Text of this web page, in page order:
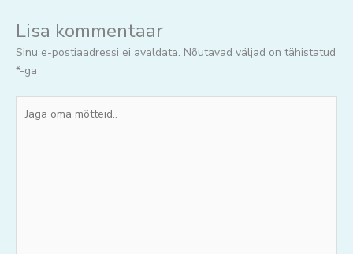
Lisa kommentaar
Sinu e-postiaadressi ei avaldata. Nõutavad väljad on tähistatud
*-ga
oma